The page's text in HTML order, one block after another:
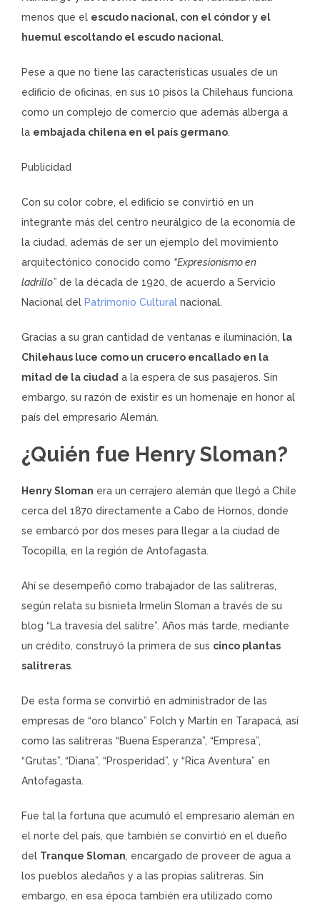
menos que el escudo nacional, con el cóndor y el
huemul escoltando el escudo nacional.
Pese a que no tiene las características usuales de un
edificio de oficinas, en sus 10 pisos la Chilehaus funciona
como un complejo de comercio que además alberga a
la embajada chilena en el país germano.
Publicidad
Con su color cobre, el edificio se convirtió en un
integrante más del centro neurálgico de la economía de
la ciudad, además de ser un ejemplo del movimiento
arquitectónico conocido como “Expresionismo en
ladrillo” de la década de 1920, de acuerdo a Servicio
Nacional del Patrimonio Cultural nacional.
Gracias a su gran cantidad de ventanas e iluminación, la
Chilehaus luce como un crucero encallado en la
mitad de la ciudad a la espera de sus pasajeros. Sin
embargo, su razón de existir es un homenaje en honor al
país del empresario Alemán.
¿Quién fue Henry Sloman?
Henry Sloman era un cerrajero alemán que llegó a Chile
cerca del 1870 directamente a Cabo de Hornos, donde
se embarcó por dos meses para llegar a la ciudad de
Tocopilla, en la región de Antofagasta.
Ahí se desempeñó como trabajador de las salitreras,
según relata su bisnieta Irmelin Sloman a través de su
blog “La travesía del salitre”. Años más tarde, mediante
un crédito, construyó la primera de sus cinco plantas
salitreras.
De esta forma se convirtió en administrador de las
empresas de “oro blanco” Folch y Martín en Tarapacá, así
como las salitreras “Buena Esperanza”, “Empresa”,
“Grutas”, “Diana”, “Prosperidad”, y “Rica Aventura” en
Antofagasta.
Fue tal la fortuna que acumuló el empresario alemán en
el norte del país, que también se convirtió en el dueño
del Tranque Sloman, encargado de proveer de agua a
los pueblos aledaños y a las propias salitreras. Sin
embargo, en esa época también era utilizado como